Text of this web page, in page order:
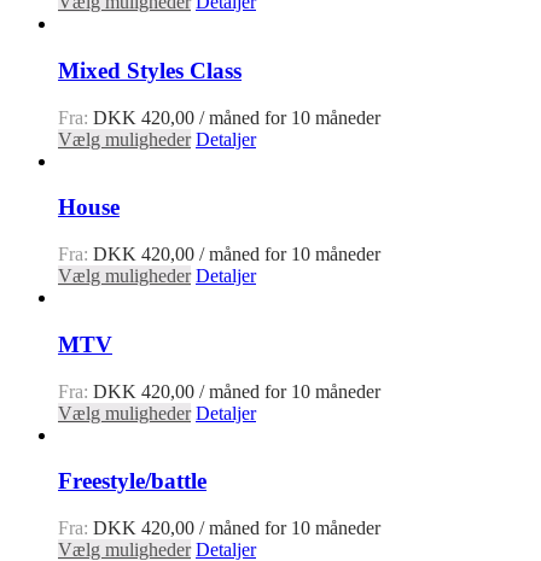
Mixed Styles Class
Fra: DKK 420,00 / måned for 10 måneder
Vælg muligheder Detaljer
House
Fra: DKK 420,00 / måned for 10 måneder
Vælg muligheder Detaljer
MTV
Fra: DKK 420,00 / måned for 10 måneder
Vælg muligheder Detaljer
Freestyle/battle
Fra: DKK 420,00 / måned for 10 måneder
Vælg muligheder Detaljer